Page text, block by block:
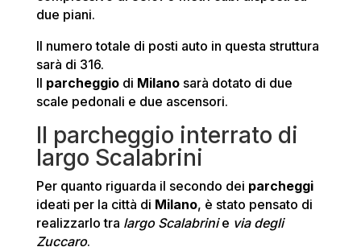
due piani.
Il numero totale di posti auto in questa struttura
sarà di 316.
Il parcheggiodi Milanosarà dotato di due
scale pedonali e due ascensori.
Il parcheggio interrato di
largo Scalabrini
Per quanto riguarda il secondo dei parcheggi
ideati per la città di Milano, è stato pensato di
realizzarlo tra largo Scalabrinie via degli
Zuccaro.